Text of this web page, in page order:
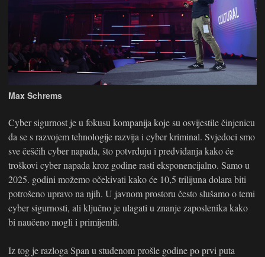
Max Schrems
Cyber sigurnost je u fokusu kompanija koje su osvijestile činjenicu
da se s razvojem tehnologije razvija i cyber kriminal. Svjedoci smo
sve češćih cyber napada, što potvrđuju i predviđanja kako će
troškovi cyber napada kroz godine rasti eksponencijalno. Samo u
2025. godini možemo očekivati kako će 10,5 trilijuna dolara biti
potrošeno upravo na njih. U javnom prostoru često slušamo o temi
cyber sigurnosti, ali ključno je ulagati u znanje zaposlenika kako
bi naučeno mogli i primijeniti.
Iz tog je razloga Span u studenom prošle godine po prvi puta